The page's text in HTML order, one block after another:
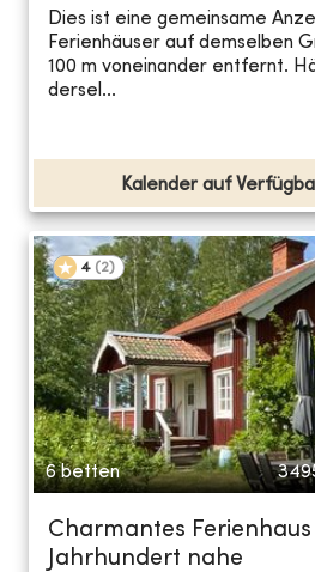
Dies ist eine gemeinsame
Ferienhäuser auf demselben
100 m voneinander entfernt.
dersel...
Kalender auf
4 (2)
6 betten
Charmantes Ferienhaus
Jahrhundert nahe